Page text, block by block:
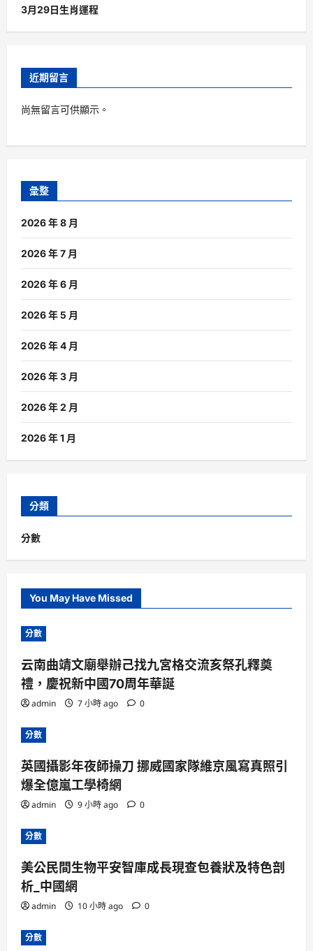
3月29日生肖運程
近期留言
尚無留言可供顯示。
彙整
2026 年 8 月
2026 年 7 月
2026 年 6 月
2026 年 5 月
2026 年 4 月
2026 年 3 月
2026 年 2 月
2026 年 1 月
分類
分數
You May Have Missed
分數
云南曲靖文廟舉辦己找九宮格交流亥祭孔釋奠
禮，慶祝新中國70周年華誕
admin 7 小時 ago 0
分數
英國攝影年夜師操刀 挪威國家隊維京風寫真照引
爆全億嵐工學椅網
admin 9 小時 ago 0
分數
美公民間生物平安智庫成長現查包養狀及特色剖
析_中國網
admin 10 小時 ago 0
分數